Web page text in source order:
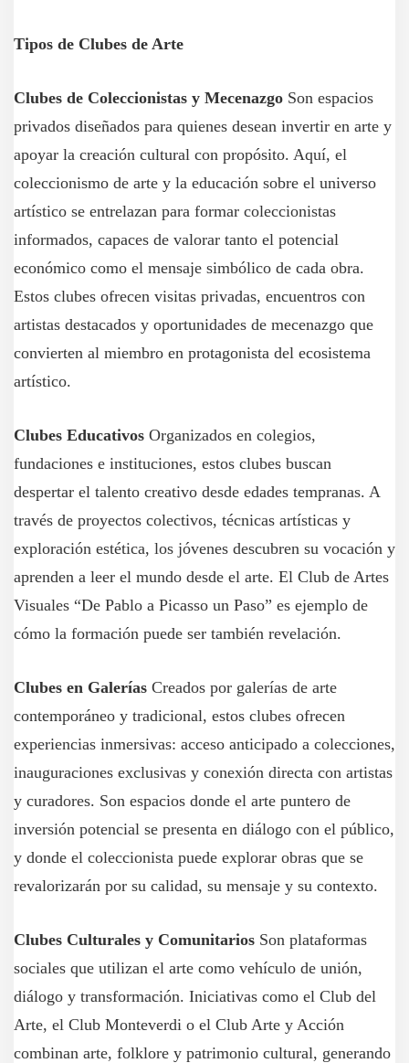
Tipos de Clubes de Arte
Clubes de Coleccionistas y Mecenazgo Son espacios
privados diseñados para quienes desean invertir en arte y
apoyar la creación cultural con propósito. Aquí, el
coleccionismo de arte y la educación sobre el universo
artístico se entrelazan para formar coleccionistas
informados, capaces de valorar tanto el potencial
económico como el mensaje simbólico de cada obra.
Estos clubes ofrecen visitas privadas, encuentros con
artistas destacados y oportunidades de mecenazgo que
convierten al miembro en protagonista del ecosistema
artístico.
Clubes Educativos Organizados en colegios,
fundaciones e instituciones, estos clubes buscan
despertar el talento creativo desde edades tempranas. A
través de proyectos colectivos, técnicas artísticas y
exploración estética, los jóvenes descubren su vocación y
aprenden a leer el mundo desde el arte. El Club de Artes
Visuales “De Pablo a Picasso un Paso” es ejemplo de
cómo la formación puede ser también revelación.
Clubes en Galerías Creados por galerías de arte
contemporáneo y tradicional, estos clubes ofrecen
experiencias inmersivas: acceso anticipado a colecciones,
inauguraciones exclusivas y conexión directa con artistas
y curadores. Son espacios donde el arte puntero de
inversión potencial se presenta en diálogo con el público,
y donde el coleccionista puede explorar obras que se
revalorizarán por su calidad, su mensaje y su contexto.
Clubes Culturales y Comunitarios Son plataformas
sociales que utilizan el arte como vehículo de unión,
diálogo y transformación. Iniciativas como el Club del
Arte, el Club Monteverdi o el Club Arte y Acción
combinan arte, folklore y patrimonio cultural, generando